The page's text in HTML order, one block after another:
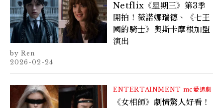
Netflix《星期三》第3季
開拍！薇諾娜瑞德、《七王
國的騎士》奧斯卡摩根加盟
演出
Ren
2026-02-24
ENTERTAINMENT mc愛追劇
《女相師》劇情驚人好看！